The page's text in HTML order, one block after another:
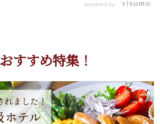
powered by
おすすめ特集！